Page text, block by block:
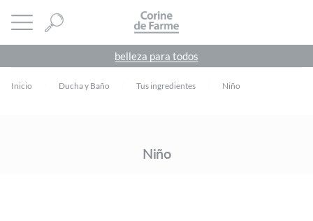
abrir menú CORINE DE FARME
belleza para todos
Inicio Ducha y Baño Tus ingredientes Niño
Niño